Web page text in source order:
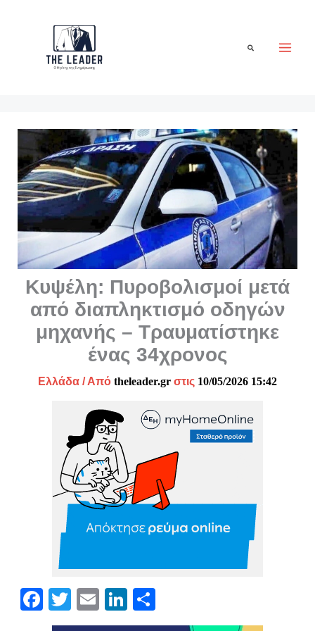
Αναζήτηση
Κυψέλη: Πυροβολισμοί μετά
από διαπληκτισμό οδηγών
μηχανής – Τραυματίστηκε
ένας 34χρονος
Ελλάδα / Από theleader.gr στις 10/05/2026 15:42
Fa
ce
T
wi
E
m
Li
nk οι